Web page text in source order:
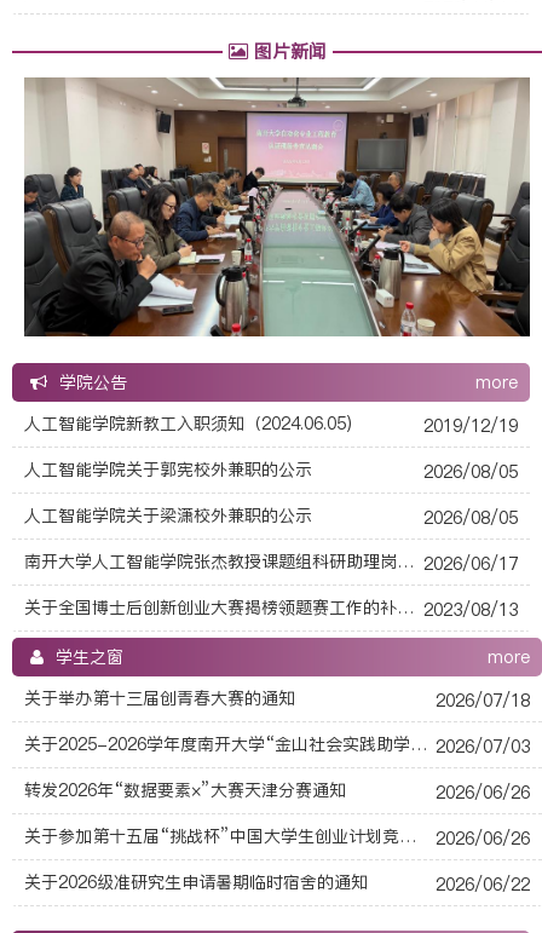
图片新闻
学院公告
more
人工智能学院新教工入职须知（2024.06.05)
2019/12/19
人工智能学院关于郭宪校外兼职的公示
2026/08/05
人工智能学院关于梁潇校外兼职的公示
2026/08/05
南开大学人工智能学院张杰教授课题组科研助理岗位公开招聘拟聘用人选公示 2026/06/17
关于全国博士后创新创业大赛揭榜领题赛工作的补充通知 2023/08/13
学生之窗
more
关于举办第十三届创青春大赛的通知
2026/07/18
关于2025-2026学年度南开大学“金山社会实践助学金”评选工作的预通知 2026/07/03
转发2026年“数据要素×”大赛天津分赛通知
2026/06/26
关于参加第十五届“挑战杯”中国大学生创业计划竞赛东北振兴产业升级专项赛的通知
2026/06/26
关于2026级准研究生申请暑期临时宿舍的通知
2026/06/22